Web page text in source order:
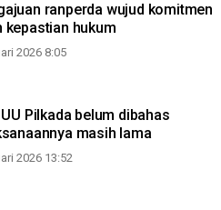
ranperda wujud komitmen
kepastian hukum
2026 8:05
Pilkada belum dibahas
masih lama
2026 13:52